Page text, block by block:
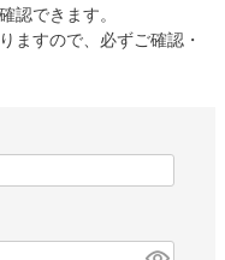
認できます。
ますので、必ずご確認・